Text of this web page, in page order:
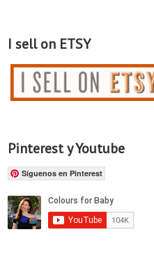
I sell on ETSY
Pinterest y Youtube
Síguenos en Pinterest